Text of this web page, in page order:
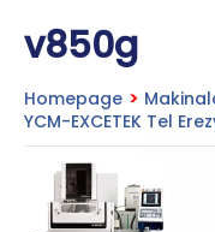
v850g
Homepage >
YCM-EXCETEK Tel